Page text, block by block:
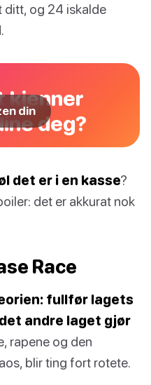
ditt, og 24 iskalde
kjenner
deg?
din
det er i en kasse?
det er akkurat nok
Race
fullfør lagets
andre laget gjør
rapene og den
blir ting fort rotete.